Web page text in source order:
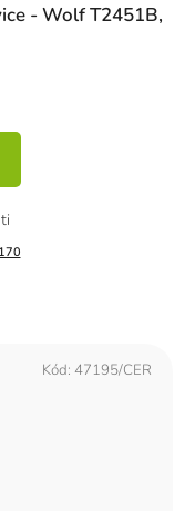
- Wolf T2451B,
170
Kód: 47195/CER